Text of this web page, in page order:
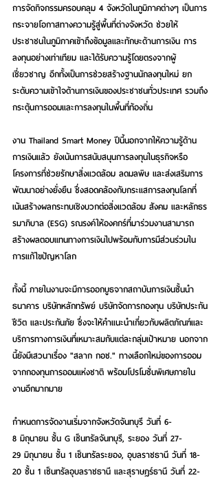
การจัดกิจกรรมครอบคลุม 4 จังหวัดในภูมิภาคต่างๆ เป็นการ
กระจายโอกาสทางความรู้สู่พื้นที่ต่างจังหวัด ช่วยให้
ประชาชนในภูมิภาคเข้าถึงข้อมูลและทักษะด้านการเงิน การ
ลงทุนอย่างเท่าเทียม และได้รับความรู้โดยตรงจากผู้
เชี่ยวชาญ อีกทั้งเป็นการช่วยสร้างฐานนักลงทุนใหม่ ยก
ระดับความเข้าใจด้านการเงินของประชาชนทั่วประเทศ รวมถึง
กระตุ้นการออมและการลงทุนในพื้นที่ท้องถิ่น
งาน Thailand Smart Money ปีนี้นอกจากให้ความรู้ด้าน
การเงินแล้ว ยังเน้นการสนับสนุนการลงทุนในธุรกิจหรือ
โครงการที่ช่วยรักษาสิ่งแวดล้อม ลดมลพิษ และส่งเสริมการ
พัฒนาอย่างยั่งยืน ซึ่งสอดคล้องกับกระแสการลงทุนโลกที่
เน้นสร้างผลกระทบเชิงบวกต่อสิ่งแวดล้อม สังคม และหลักธร
รมาภิบาล (ESG) รณรงค์ให้องคกร์ที่มาร่วมงานสามารถ
สร้างผลตอบแทนทางการเงินไปพร้อมกับการมีส่วนร่วมใน
การแก้ไขปัญหาโลก
ทั้งนี้ ภายในงานจะมีการออกบูธจากสถาบันการเงินชั้นนำ
ธนาคาร บริษัทหลักทรัพย์ บริษัทจัดการกองทุน บริษัทประกัน
ชีวิต และประกันภัย ซึ่งจะให้คำแนะนำเกี่ยวกับผลิตภัณฑ์และ
บริการทางการเงินที่เหมาะสมกับแต่ละกลุ่มเป้าหมาย นอกจาก
นี้ยังมีเสวนาเรื่อง "สลาก กอช." ทางเลือกใหม่ของการออม
จากกองทุนการออมแห่งชาติ พร้อมโปรโมชั่นพิเศษภายใน
งานอีกมากมาย
กำหนดการจัดงานเริ่มจากจังหวัดจันทบุรี วันที่ 6-
8 มิถุนายน ชั้น G เซ็นทรัลจันทบุรี, ระยอง วันที่ 27-
29 มิถุนายน ชั้น 1 เซ็นทรัลระยอง, อุบลราชธานี วันที่ 18-
20 ชั้น 1 เซ็นทรัลอุบลราชธานี และสุราษฎร์ธานี วันที่ 22-